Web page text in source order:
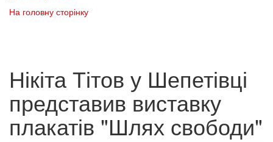
На головну сторінку
Нікіта Тітов у Шепетівці
представив виставку
плакатів "Шлях свободи"